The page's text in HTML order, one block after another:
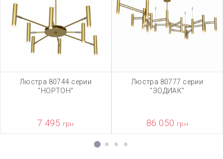
Люстра 80744 серии
"НОРТОН"
7 495 грн
Люстра 80777 серии
"ЗОДИАК"
86 050 грн
1 2 3 4